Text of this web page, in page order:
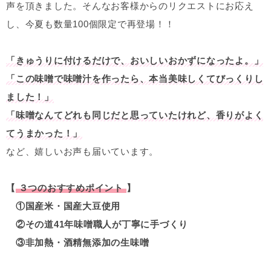
声を頂きました。そんなお客様からのリクエストにお応え
し、今夏も数量100個限定で再登場！！
「きゅうりに付けるだけで、おいしいおかずになったよ。」
「この味噌で味噌汁を作ったら、本当美味しくてびっくりし
ました！」
「味噌なんてどれも同じだと思っていたけれど、香りがよく
てうまかった！」
など、嬉しいお声も届いています。
【３つのおすすめポイント】
①国産米・国産大豆使用
②その道41年味噌職人が丁寧に手づくり
③非加熱・酒精無添加の生味噌